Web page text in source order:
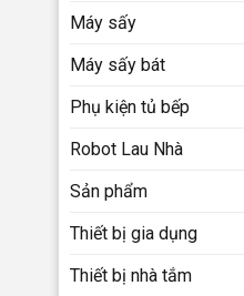
Máy sấy
Máy sấy bát
Phụ kiện tủ bếp
Robot Lau Nhà
Sản phẩm
Thiết bị gia dụng
Thiết bị nhà tắm